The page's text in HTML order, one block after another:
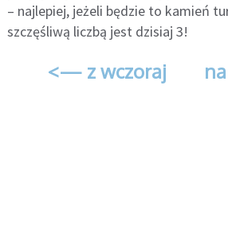
– najlepiej, jeżeli będzie to kamień
szczęśliwą liczbą jest dzisiaj 3!
<— z wczoraj